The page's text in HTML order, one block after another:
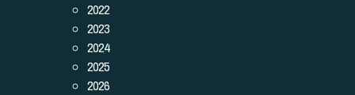
2022
2023
2024
2025
2026